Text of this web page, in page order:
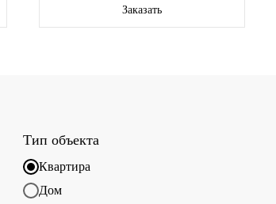
Заказать
Тип объекта
Квартира
Дом